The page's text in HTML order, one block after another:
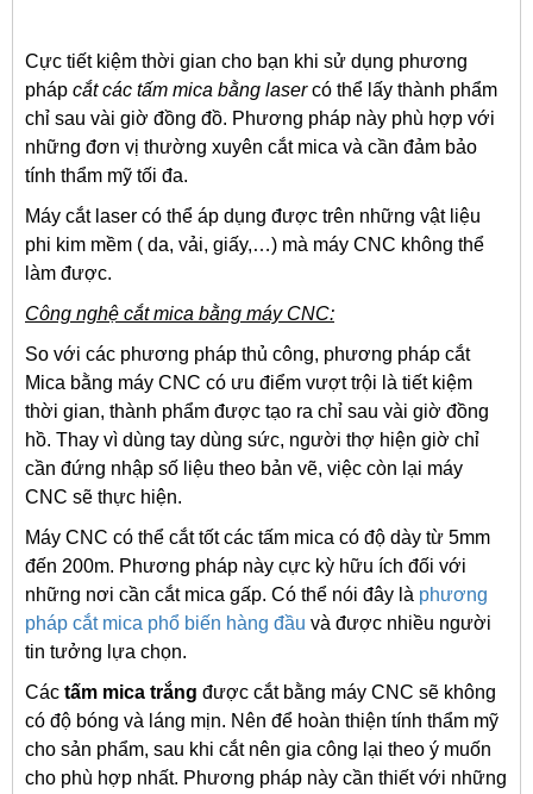
Cực tiết kiệm thời gian cho bạn khi sử dụng phương
pháp cắt các tấm mica bằng lasercó thể lấy thành phẩm
chỉ sau vài giờ đồng đồ. Phương pháp này phù hợp với
những đơn vị thường xuyên cắt mica và cần đảm bảo
tính thẩm mỹ tối đa.
Máy cắt laser có thể áp dụng được trên những vật liệu
phi kim mềm ( da, vải, giấy,…) mà máy CNC không thể
làm được.
Công nghệ cắt mica bằng máy CNC:
So với các phương pháp thủ công, phương pháp cắt
Mica bằng máy CNC có ưu điểm vượt trội là tiết kiệm
thời gian, thành phẩm được tạo ra chỉ sau vài giờ đồng
hồ. Thay vì dùng tay dùng sức, người thợ hiện giờ chỉ
cần đứng nhập số liệu theo bản vẽ, việc còn lại máy
CNC sẽ thực hiện.
Máy CNC có thể cắt tốt các tấm mica có độ dày từ 5mm
đến 200m. Phương pháp này cực kỳ hữu ích đối với
những nơi cần cắt mica gấp. Có thể nói đây là phương
pháp cắt mica phổ biến hàng đầu và được nhiều người
tin tưởng lựa chọn.
Các tấm mica trắng được cắt bằng máy CNC sẽ không
có độ bóng và láng mịn. Nên để hoàn thiện tính thẩm mỹ
cho sản phẩm, sau khi cắt nên gia công lại theo ý muốn
cho phù hợp nhất. Phương pháp này cần thiết với những